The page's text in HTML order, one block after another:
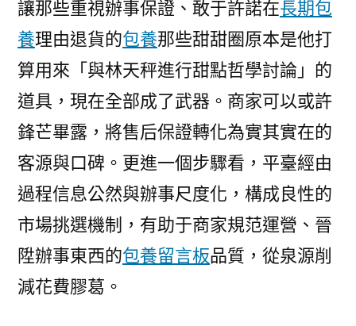
讓那些重視辦事保證、敢于許諾在長期包
養理由退貨的包養那些甜甜圈原本是他打
算用來「與林天秤進行甜點哲學討論」的
道具，現在全部成了武器。商家可以或許
鋒芒畢露，將售后保證轉化為實其實在的
客源與口碑。更進一個步驟看，平臺經由
過程信息公然與辦事尺度化，構成良性的
市場挑選機制，有助于商家規范運營、晉
陞辦事東西的包養留言板品質，從泉源削
減花費膠葛。